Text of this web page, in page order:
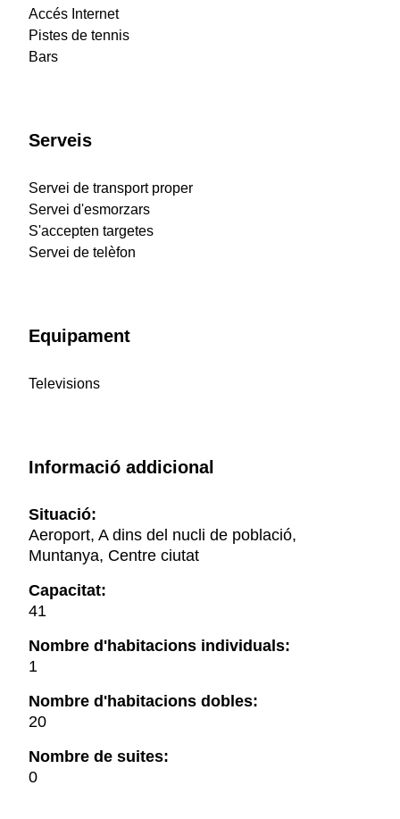
Accés Internet
Pistes de tennis
Bars
Serveis
Servei de transport proper
Servei d'esmorzars
S'accepten targetes
Servei de telèfon
Equipament
Televisions
Informació addicional
Situació:
Aeroport, A dins del nucli de població,
Muntanya, Centre ciutat
Capacitat:
41
Nombre d'habitacions individuals:
1
Nombre d'habitacions dobles:
20
Nombre de suites:
0